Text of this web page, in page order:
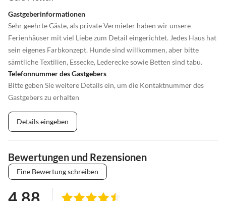
Gastgeberinformationen
Sehr geehrte Gäste, als private Vermieter haben wir unsere
Ferienhäuser mit viel Liebe zum Detail eingerichtet. Jedes Haus hat
sein eigenes Farbkonzept. Hunde sind willkommen, aber bitte
sämtliche Textilien, Essecke, Lederecke sowie Betten sind tabu.
Telefonnummer des Gastgebers
Bitte geben Sie weitere Details ein, um die Kontaktnummer des
Gastgebers zu erhalten
Details eingeben
Bewertungen und Rezensionen
Eine Bewertung schreiben